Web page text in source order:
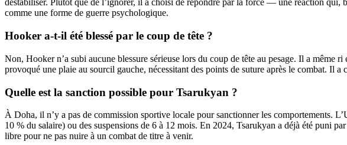
déstabiliser. Plutôt que de l’ignorer, il a choisi de répondre par la force — une réaction
comme une forme de guerre psychologique.
Hooker a-t-il été blessé par le coup de tête ?
Non, Hooker n’a subi aucune blessure sérieuse lors du coup de tête au pesage. Il a
provoqué une plaie au sourcil gauche, nécessitant des points de suture après le combat. Il
Quelle est la sanction possible pour Tsarukyan ?
À Doha, il n’y a pas de commission sportive locale pour sanctionner les comportements.
10 % du salaire) ou des suspensions de 6 à 12 mois. En 2024, Tsarukyan a déjà été puni
libre pour ne pas nuire à un combat de titre à venir.